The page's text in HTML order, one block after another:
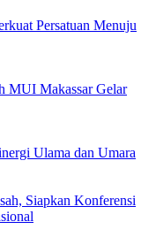
Persatuan Menuju
MUI Makassar Gelar
Ulama dan Umara
Siapkan Konferensi